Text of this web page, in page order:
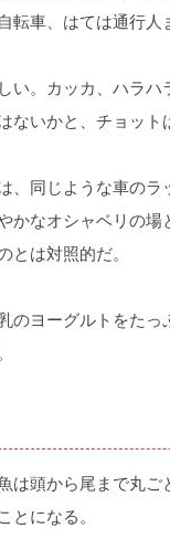
転車、はては通行
。カッカ、ハラハ
ないかと、チョット
同じような車のラ
かなオシャベリの
とは対照的だ。
ヨーグルトをたっ
頭から尾まで丸ご
とになる。